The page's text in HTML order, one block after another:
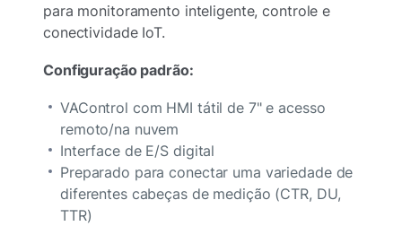
para monitoramento inteligente, controle e
conectividade IoT.
Configuração padrão:
VAControl com HMI tátil de 7" e acesso
remoto/na nuvem
Interface de E/S digital
Preparado para conectar uma variedade de
diferentes cabeças de medição (CTR, DU,
TTR)